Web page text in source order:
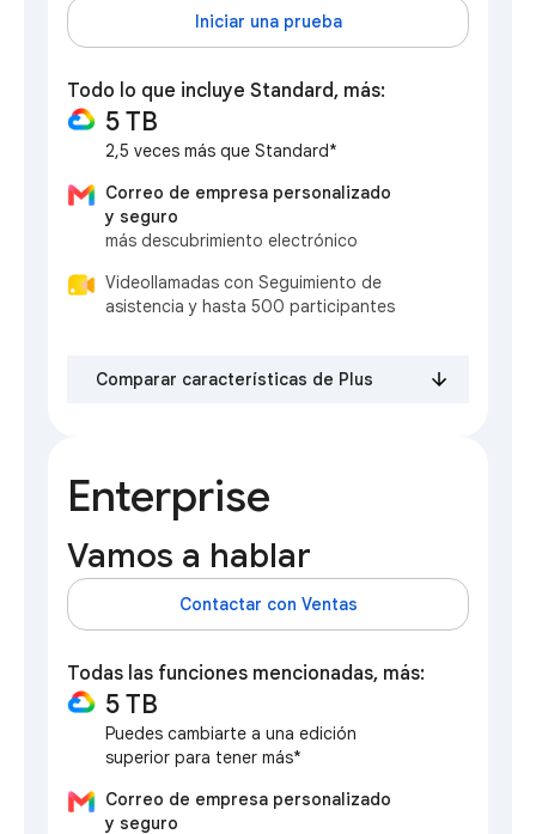
Iniciar una prueba
Todo lo que incluye Standard, más:
5 TB
2,5 veces más que Standard*
Correo de empresa personalizado
y seguro
más descubrimiento electrónico
Videollamadas con Seguimiento de
asistencia y hasta 500 participantes
Comparar características de Plus
Enterprise
Vamos a hablar
Contactar con Ventas
Todas las funciones mencionadas, más:
5 TB
Puedes cambiarte a una edición
superior para tener más*
Correo de empresa personalizado
y seguro